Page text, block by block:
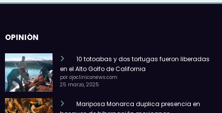
OPINIÓN
10 totoabas y dos tortugas fueron liberadas
en el Alto Golfo de California
por ojocliniconews.com
25 marzo, 2025
Mariposa Monarca duplica presencia en